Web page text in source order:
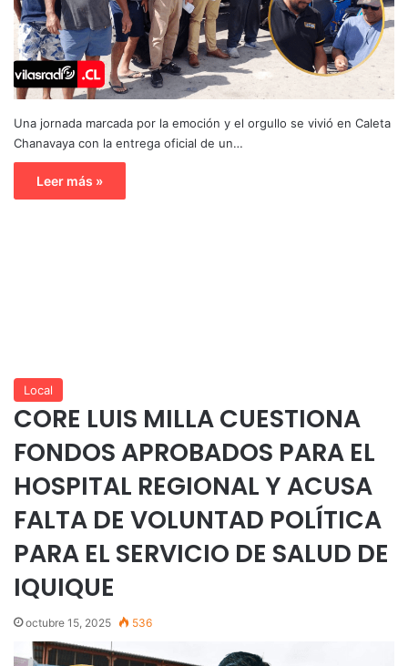
Una jornada marcada por la emoción y el orgullo se vivió en Caleta
Chanavaya con la entrega oficial de un…
Leer más »
Local
CORE LUIS MILLA CUESTIONA
FONDOS APROBADOS PARA EL
HOSPITAL REGIONAL Y ACUSA
FALTA DE VOLUNTAD POLÍTICA
PARA EL SERVICIO DE SALUD DE
IQUIQUE
octubre 15, 2025 536